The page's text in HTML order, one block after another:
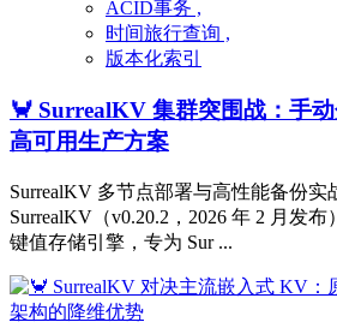
ACID事务 ,
时间旅行查询 ,
版本化索引
🦀 SurrealKV 集群突围战：手
高可用生产方案
SurrealKV 多节点部署与高性能备份
SurrealKV（v0.20.2，2026 年 2 月发
键值存储引擎，专为 Sur ...